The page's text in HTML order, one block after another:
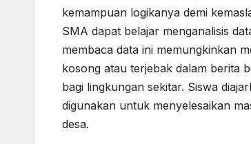
kemampuan logikanya demi
SMA dapat belajar menganalisis
membaca data ini memungkinkan
kosong atau terjebak dalam berita
bagi lingkungan sekitar. Siswa
digunakan untuk menyelesaikan
desa.